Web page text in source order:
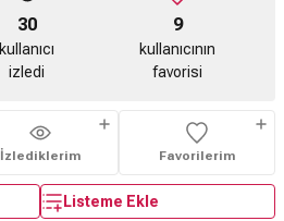
30
kullanıcı
izledi
9
kullanıcının
favorisi
İzlediklerim Favorilerim
Listeme Ekle